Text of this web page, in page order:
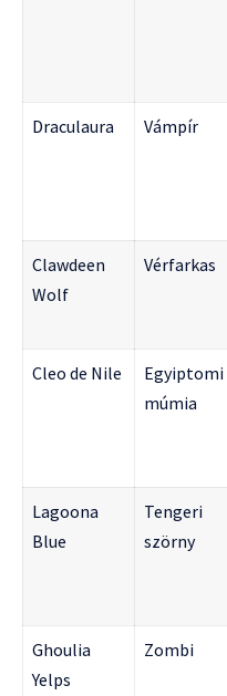
Draculaura Vámpír
Clawdeen
Wolf
Vérfarkas
Cleo de Nile
Egyiptomi
múmia
Lagoona
Blue
Tengeri
szörny
Ghoulia
Yelps
Zombi